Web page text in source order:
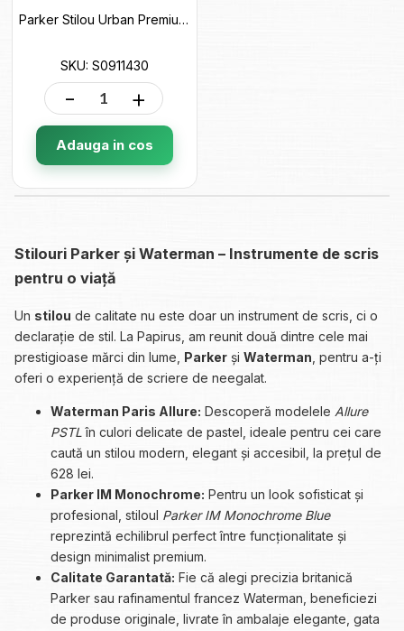
Parker Stilou Urban Premium CL Pearl 193247 S0911430
SKU: S0911430
- +
Adauga in cos
Stilouri Parker și Waterman – Instrumente de scris
pentru o viață
Un stilou de calitate nu este doar un instrument de scris, ci o
declarație de stil. La Papirus, am reunit două dintre cele mai
prestigioase mărci din lume, Parkerși Waterman , pentru a-ți
oferi o experiență de scriere de neegalat.
Waterman Paris Allure: Descoperă modelele Allure
PSTL în culori delicate de pastel, ideale pentru cei care
caută un stilou modern, elegant și accesibil, la prețul de
628 lei.
Parker IM Monochrome: Pentru un look sofisticat și
profesional, stiloul Parker IM Monochrome Blue
reprezintă echilibrul perfect între funcționalitate și
design minimalist premium.
Calitate Garantată: Fie că alegi precizia britanică
Parker sau rafinamentul francez Waterman, beneficiezi
de produse originale, livrate în ambalaje elegante, gata